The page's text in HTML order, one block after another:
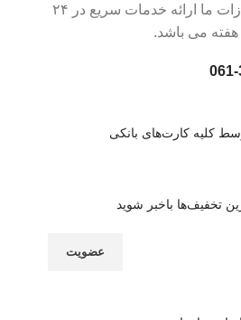
یکی از ارزشمند ترین امتیازات ما ارائه خدمات سریع در ۲۴
کلیه کارت‌های بانکی
تخفیف‌ها باخبر شوید